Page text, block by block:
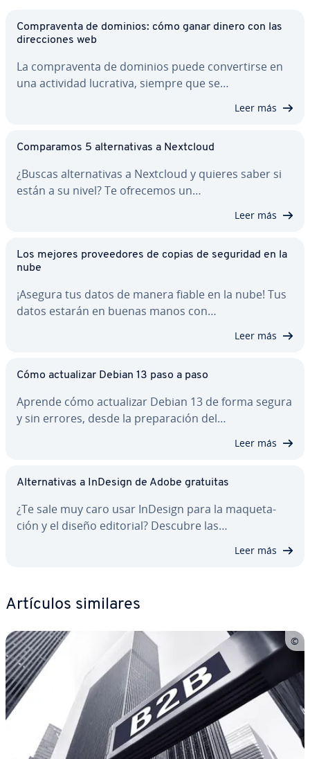
Co­m­pra­ve­n­ta de dominios: cómo ganar dinero con las
di­re­c­cio­nes web
La co­m­pra­ve­n­ta de dominios puede co­n­ve­r­ti­r­se en
una actividad lucrativa, siempre que se…
Leer más
Co­m­pa­ra­mos 5 al­te­r­na­ti­vas a Nextcloud
¿Buscas al­te­r­na­ti­vas a Nextcloud y quieres saber si
están a su nivel? Te ofrecemos un…
Leer más
Los mejores pro­vee­do­res de copias de seguridad en la
nube
¡Asegura tus datos de manera fiable en la nube! Tus
datos estarán en buenas manos con…
Leer más
Cómo ac­tua­li­zar Debian 13 paso a paso
Aprende cómo ac­tua­li­zar Debian 13 de forma segura
y sin errores, desde la pre­pa­ra­ción del…
Leer más
Al­te­r­na­ti­vas a InDesign de Adobe gratuitas
¿Te sale muy caro usar InDesign para la ma­que­ta­
ción y el diseño editorial? Descubre las…
Leer más
Artículos similares